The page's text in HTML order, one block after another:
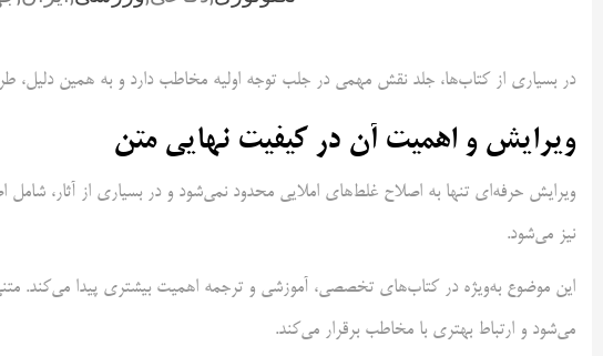
در بسیاری از کتاب‌ها، جلد نقش مهمی در جلب توجه اولیه مخاطب دارد و به همین دلیل،
ویرایش و اهمیت آن در کیفیت نهایی متن
ویرایش حرفه‌ای تنها به اصلاح غلط‌های املایی محدود نمی‌شود و در بسیاری از آثار،
نیز می‌شود.
این موضوع به‌ویژه در کتاب‌های تخصصی، آموزشی و ترجمه اهمیت بیشتری پیدا می‌کند.
می‌شود و ارتباط بهتری با مخاطب برقرار می‌کند.